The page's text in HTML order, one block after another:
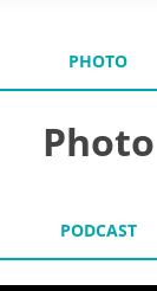
PHOTO
Photo
PODCAST